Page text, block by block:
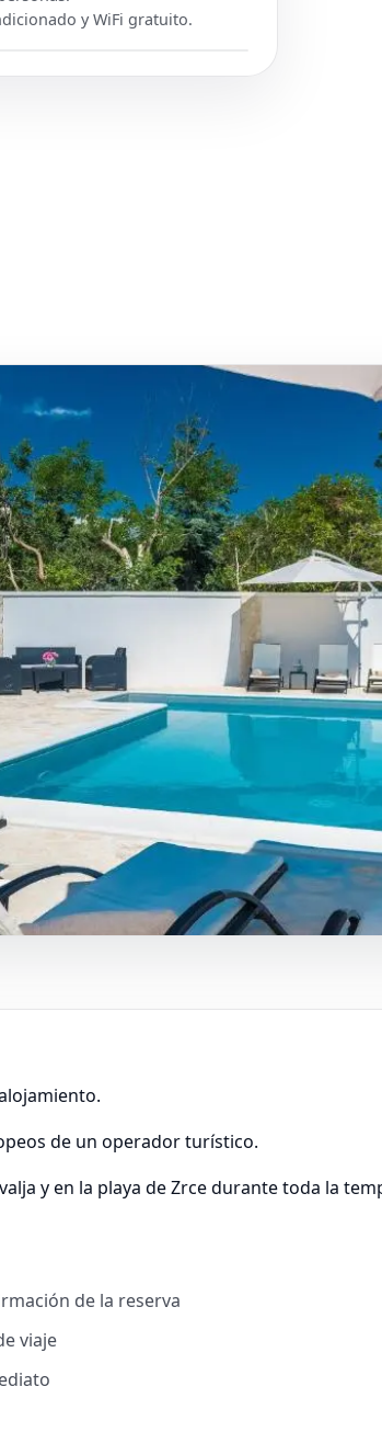
y WiFi gratuito.
de un operador turístico.
y en la playa de Zrce durante toda la
de la reserva
viaje